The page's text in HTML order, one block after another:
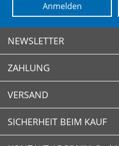
Anmelden
NEWSLETTER
Newsletter abonnieren
Newsletter abbestellen
ZAHLUNG
VERSAND
SICHERHEIT BEIM KAUF